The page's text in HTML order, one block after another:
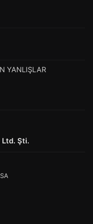
YANLIŞLAR
Ltd. Şti.